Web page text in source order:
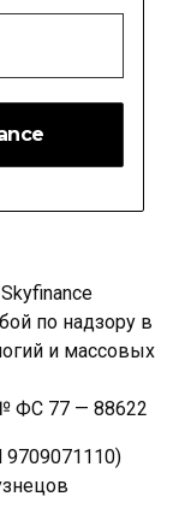
по надзору в
и массовых
ФС 77 — 88622